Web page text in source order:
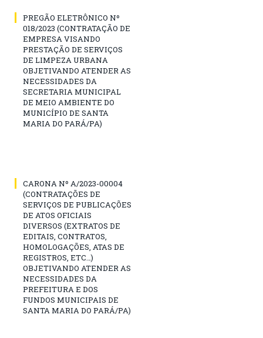
PREGÃO ELETRÔNICO Nº
018/2023 (CONTRATAÇÃO DE
EMPRESA VISANDO
PRESTAÇÃO DE SERVIÇOS
DE LIMPEZA URBANA
OBJETIVANDO ATENDER AS
NECESSIDADES DA
SECRETARIA MUNICIPAL
DE MEIO AMBIENTE DO
MUNICÍPIO DE SANTA
MARIA DO PARÁ/PA)
CARONA Nº A/2023-00004
(CONTRATAÇÕES DE
SERVIÇOS DE PUBLICAÇÕES
DE ATOS OFICIAIS
DIVERSOS (EXTRATOS DE
EDITAIS, CONTRATOS,
HOMOLOGAÇÕES, ATAS DE
REGISTROS, ETC…)
OBJETIVANDO ATENDER AS
NECESSIDADES DA
PREFEITURA E DOS
FUNDOS MUNICIPAIS DE
SANTA MARIA DO PARÁ/PA)